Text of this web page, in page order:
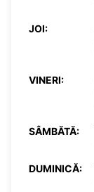
JOI:
VINERI:
SÂMBĂTĂ:
DUMINICĂ: